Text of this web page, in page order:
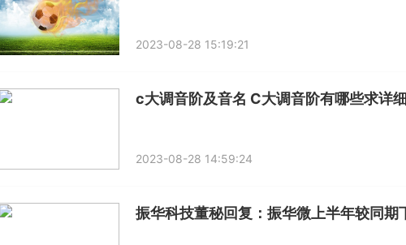
2023-08-28 15:19:21
c大调音阶及音名 C大调音阶有哪些求详细
2023-08-28 14:59:24